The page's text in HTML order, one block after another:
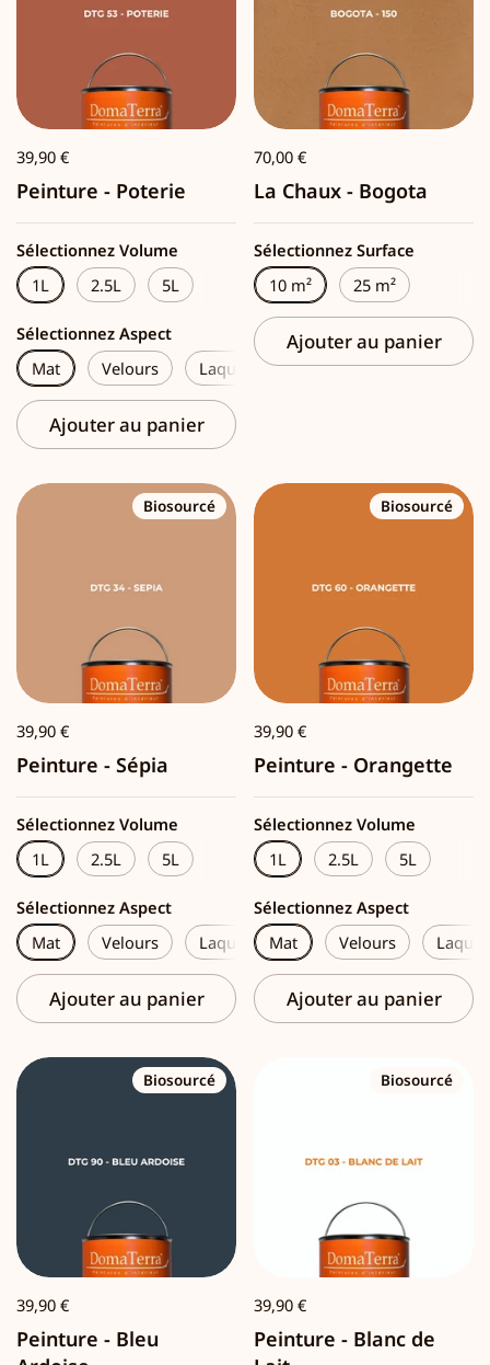
39,90 €
Peinture - Poterie
Sélectionnez Volume
1L
2.5L 5L
Sélectionnez Aspect
Mat
Velours Laque
Ajouter au panier
70,00 €
La Chaux - Bogota
Sélectionnez Surface
10 m²
25 m²
Ajouter au panier
39,90 €
Peinture - Sépia
Sélectionnez Volume
1L
2.5L 5L
Sélectionnez Aspect
Mat
Velours Laque
Ajouter au panier
Biosourcé
39,90 €
Peinture - Orangette
Sélectionnez Volume
1L
2.5L 5L
Sélectionnez Aspect
Mat
Velours Laque
Ajouter au panier
Biosourcé
39,90 €
Peinture - Bleu
Biosourcé
39,90 €
Peinture - Blanc de
Biosourcé